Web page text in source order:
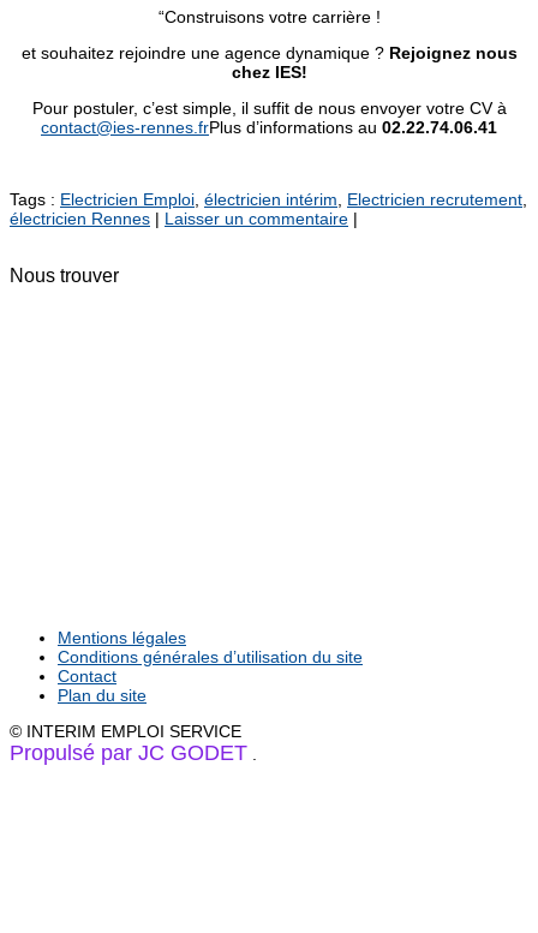
“Construisons votre carrière !
et souhaitez rejoindre une agence dynamique ? Rejoignez nous
chez IES!
Pour postuler, c’est simple, il suffit de nous envoyer votre CV à
contact@ies-rennes.frPlus d’informations au 02.22.74.06.41
Tags : Electricien Emploi électricien intérim Electricien recrutement
électricien Rennes | Laisser un commentaire |
Nous trouver
Mentions légales
Conditions générales d’utilisation du site
Contact
Plan du site
© INTERIM EMPLOI SERVICE
Propulsé par JC GODET